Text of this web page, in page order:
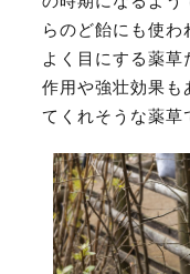
らのど飴にも使わ
よく目にする薬草
作用や強壮効果も
てくれそうな薬草